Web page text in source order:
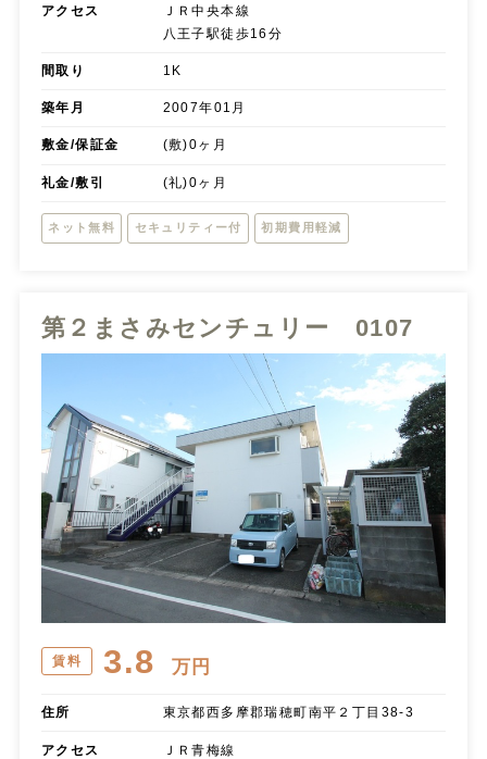
アクセス
ＪＲ中央本線
八王子駅徒歩16分
間取り 1K
築年月 2007年01月
敷金/保証金 (敷)0ヶ月
礼金/敷引 (礼)0ヶ月
ネット無料 セキュリティー付 初期費用軽減
第２まさみセンチュリー 0107
賃料 3.8 万円
住所 東京都西多摩郡瑞穂町南平２丁目38-3
アクセス
ＪＲ青梅線